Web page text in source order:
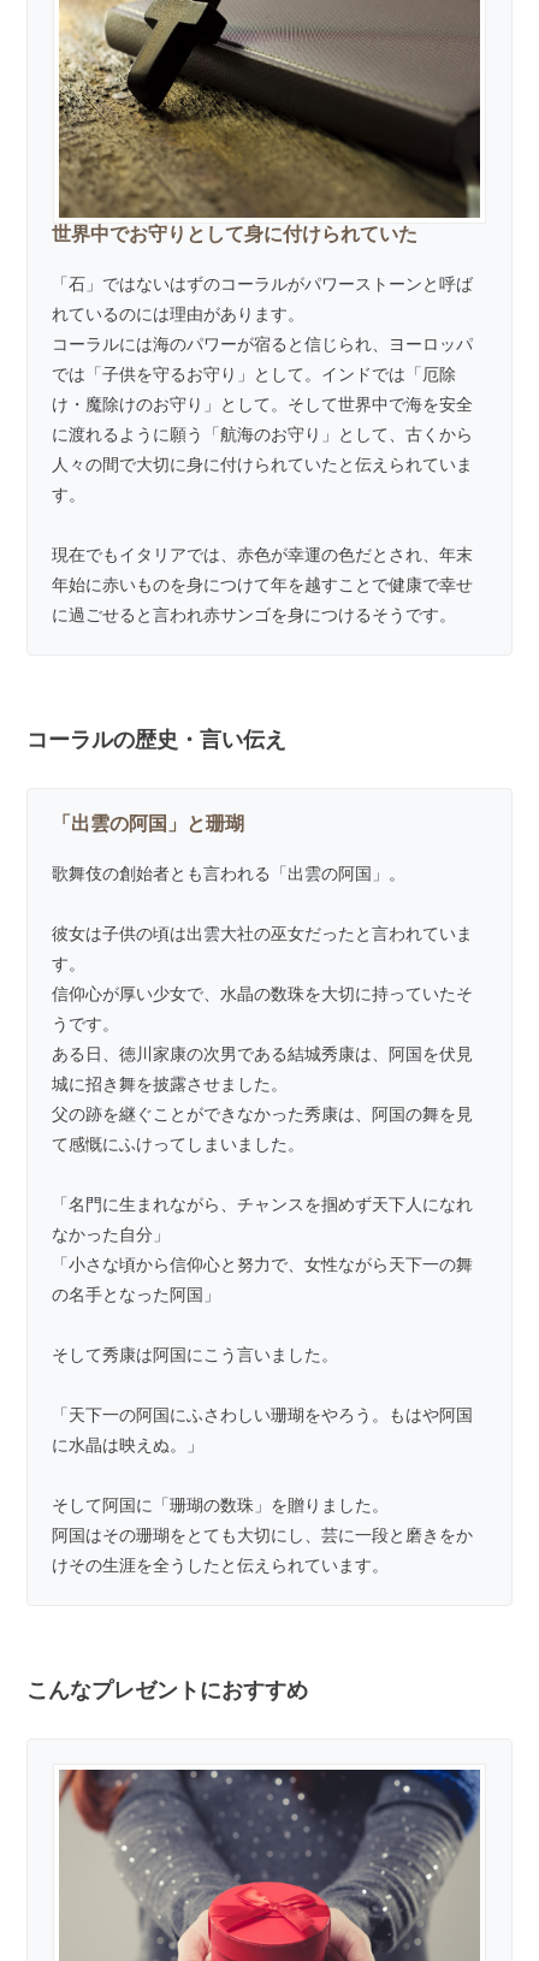
世界中でお守りとして身に付けられていた
「石」ではないはずのコーラルがパワーストーンと呼ば
れているのには理由があります。
コーラルには海のパワーが宿ると信じられ、ヨーロッパ
では「子供を守るお守り」として。インドでは「厄除
け・魔除けのお守り」として。そして世界中で海を安全
に渡れるように願う「航海のお守り」として、古くから
人々の間で大切に身に付けられていたと伝えられていま
す。
現在でもイタリアでは、赤色が幸運の色だとされ、年末
年始に赤いものを身につけて年を越すことで健康で幸せ
に過ごせると言われ赤サンゴを身につけるそうです。
コーラルの歴史・言い伝え
「出雲の阿国」と珊瑚
歌舞伎の創始者とも言われる「出雲の阿国」。
彼女は子供の頃は出雲大社の巫女だったと言われていま
す。
信仰心が厚い少女で、水晶の数珠を大切に持っていたそ
うです。
ある日、徳川家康の次男である結城秀康は、阿国を伏見
城に招き舞を披露させました。
父の跡を継ぐことができなかった秀康は、阿国の舞を見
て感慨にふけってしまいました。
「名門に生まれながら、チャンスを掴めず天下人になれ
なかった自分」
「小さな頃から信仰心と努力で、女性ながら天下一の舞
の名手となった阿国」
そして秀康は阿国にこう言いました。
「天下一の阿国にふさわしい珊瑚をやろう。もはや阿国
に水晶は映えぬ。」
そして阿国に「珊瑚の数珠」を贈りました。
阿国はその珊瑚をとても大切にし、芸に一段と磨きをか
けその生涯を全うしたと伝えられています。
こんなプレゼントにおすすめ